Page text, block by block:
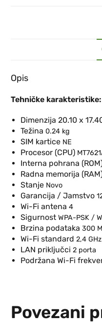
Opis
Tehničke karakteristike:
Dimenzija 20.10 x
Težina0.24 kg
SIM kartice NE
Procesor (CPU)
Interna pohrana
Radna memorija
Stanje Novo
Garancija / Jamstvo
Wi-Fi antena4
SigurnostWPA-PSK /
Brzina podataka300
Wi-Fi standard2,4
LAN priključci2 porta
Podržana Wi-Fi
Povezani